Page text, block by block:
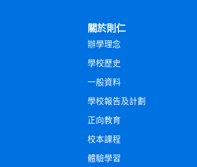
關於則仁
辦學理念
學校歷史
一般資料
學校報告及計劃
正向教育
校本課程
體驗學習